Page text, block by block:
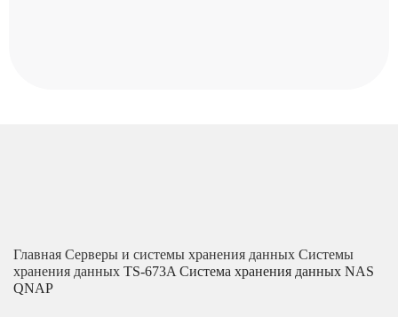
Главная Серверы и системы хранения данных Системы
хранения данных TS-673A Система хранения данных NAS
QNAP